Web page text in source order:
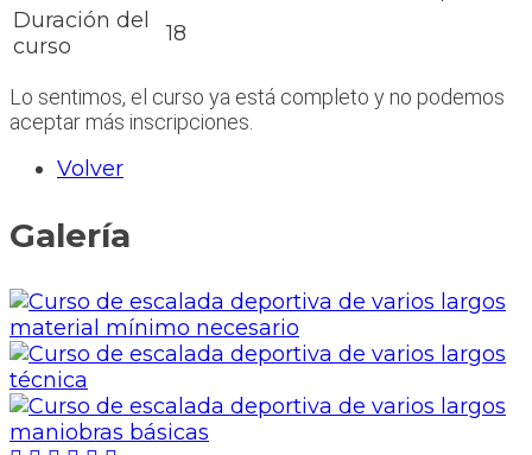
Duración del
curso
18
Lo sentimos, el curso ya está completo y no podemos
aceptar más inscripciones.
Volver
Galería